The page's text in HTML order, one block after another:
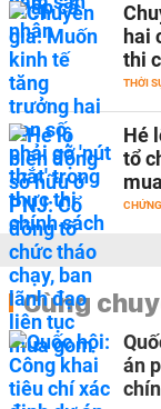
hai
thi
THỜI
Hé
tổ
Cùng
án